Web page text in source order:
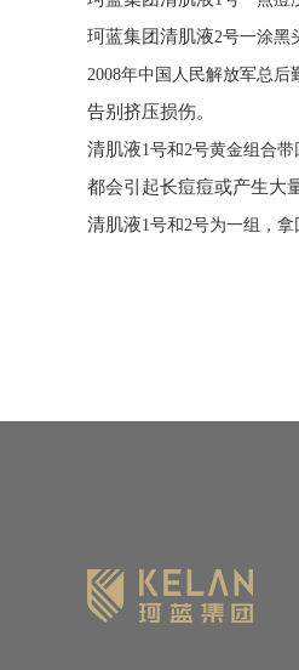
珂蓝集团清肌液2号一涂黑
2008年中国人民解放军总后
告别挤压损伤。
清肌液1号和2号黄金组合带
都会引起长痘痘或产生大
清肌液1号和2号为一组，